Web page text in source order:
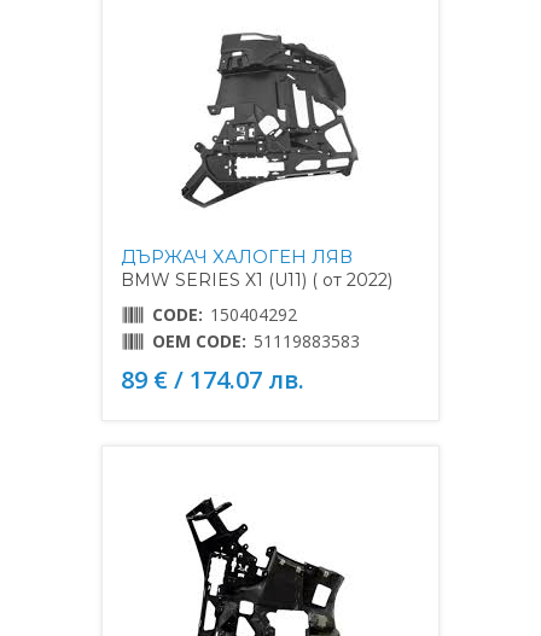
ДЪРЖАЧ ХАЛОГЕН ЛЯВ
BMW SERIES X1 (U11) ( от 2022)
CODE: 150404292
OEM CODE: 51119883583
89 € / 174.07 лв.